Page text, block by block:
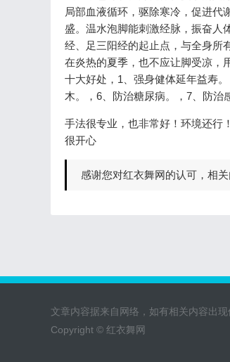
局部血液循环，驱除寒冷，促进代
盛。温水泡脚能刺激经脉，振奋人
经、足三阳经的起止点，与全身所
在炎热的夏季，也不应让脚受凉，
十大好处，1、强身健体延年益寿
木。，6、防治糖尿病。，7、防治
手法很专业，也非常好！环境还行
很开心
感谢您对红衣舞网的认可，相
文章内容据来自网络，如有相关内容出
Copyright © 红衣舞网